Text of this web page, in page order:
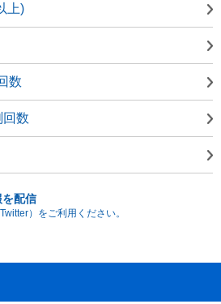
上)
数
回数
配信
）をご利用ください。